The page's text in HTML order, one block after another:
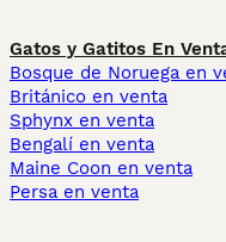
Gatos y Gatitos En
Bosque de Noruega en
Británico en venta
Sphynx en venta
Bengalí en venta
Maine Coon en venta
Persa en venta